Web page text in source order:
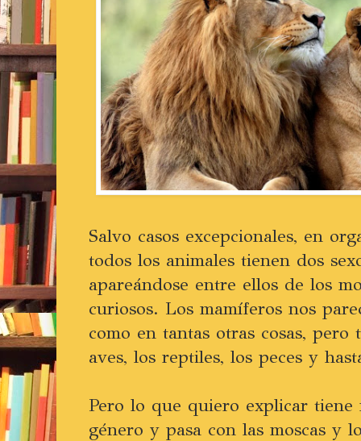
Salvo casos excepcionales, en
todos los animales tienen dos
apareándose entre ellos de los
curiosos. Los mamíferos nos
como en tantas otras cosas, pero
aves, los reptiles, los peces y
Pero lo que quiero explicar tiene
género y pasa con las moscas y